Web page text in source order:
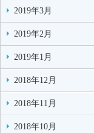
2019年3月
2019年2月
2019年1月
2018年12月
2018年11月
2018年10月